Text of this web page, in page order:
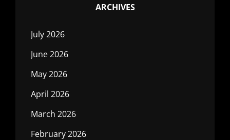
ARCHIVES
July 2026
June 2026
May 2026
April 2026
March 2026
February 2026